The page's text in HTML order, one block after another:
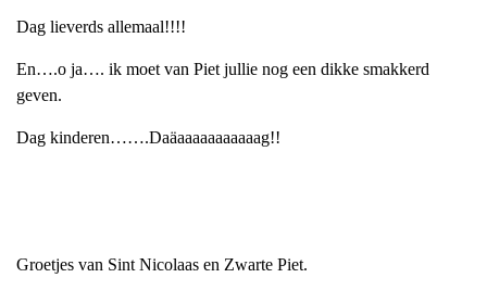
Dag lieverds allemaal!!!!
En….o ja…. ik moet van Piet jullie nog een dikke smakkerd
geven.
Dag kinderen…….Daäaaaaaaaaaaag!!
Groetjes van Sint Nicolaas en Zwarte Piet.